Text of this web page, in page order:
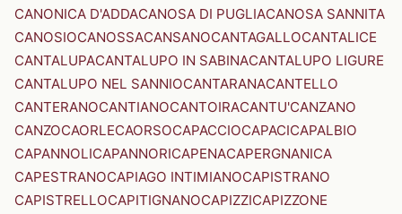
CANONICA D'ADDACANOSA DI PUGLIACANOSA SANNITA
CANOSIOCANOSSACANSANOCANTAGALLOCANTALICE
CANTALUPACANTALUPO IN SABINACANTALUPO LIGURE
CANTALUPO NEL SANNIOCANTARANACANTELLO
CANTERANOCANTIANOCANTOIRACANTU'CANZANO
CANZOCAORLECAORSOCAPACCIOCAPACICAPALBIO
CAPANNOLICAPANNORICAPENACAPERGNANICA
CAPESTRANOCAPIAGO INTIMIANOCAPISTRANO
CAPISTRELLOCAPITIGNANOCAPIZZICAPIZZONE